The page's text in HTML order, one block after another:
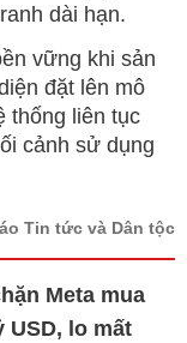
dài hạn.
vững khi sản
đặt lên mô
thống liên tục
cảnh sử dụng
Tin tức và Dân tộc
Meta mua
USD, lo mất